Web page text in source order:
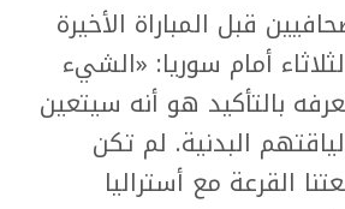
قبل المباراة الأخيرة
أمام سوريا: «الشيء
بالتأكيد هو أنه سيتعين
البدنية. لم تكن
القرعة مع أستراليا